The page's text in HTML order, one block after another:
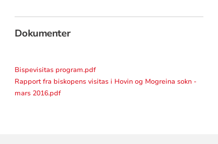
Dokumenter
Bispevisitas program.pdf
Rapport fra biskopens visitas i Hovin og Mogreina sokn -
mars 2016.pdf